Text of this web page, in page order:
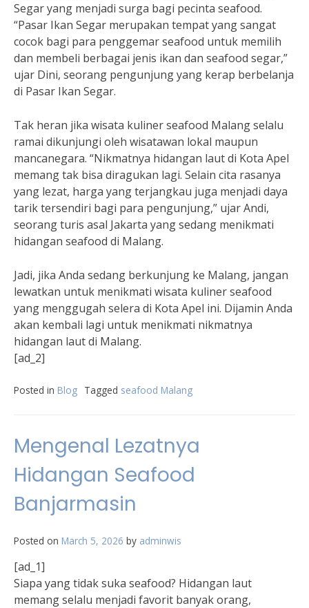
Segar yang menjadi surga bagi pecinta seafood.
“Pasar Ikan Segar merupakan tempat yang sangat
cocok bagi para penggemar seafood untuk memilih
dan membeli berbagai jenis ikan dan seafood segar,”
ujar Dini, seorang pengunjung yang kerap berbelanja
di Pasar Ikan Segar.
Tak heran jika wisata kuliner seafood Malang selalu
ramai dikunjungi oleh wisatawan lokal maupun
mancanegara. “Nikmatnya hidangan laut di Kota Apel
memang tak bisa diragukan lagi. Selain cita rasanya
yang lezat, harga yang terjangkau juga menjadi daya
tarik tersendiri bagi para pengunjung,” ujar Andi,
seorang turis asal Jakarta yang sedang menikmati
hidangan seafood di Malang.
Jadi, jika Anda sedang berkunjung ke Malang, jangan
lewatkan untuk menikmati wisata kuliner seafood
yang menggugah selera di Kota Apel ini. Dijamin Anda
akan kembali lagi untuk menikmati nikmatnya
hidangan laut di Malang.
[ad_2]
Posted in Blog Tagged seafood Malang
Mengenal Lezatnya
Hidangan Seafood
Banjarmasin
Posted on March 5, 2026 by adminwis
[ad_1]
Siapa yang tidak suka seafood? Hidangan laut
memang selalu menjadi favorit banyak orang,